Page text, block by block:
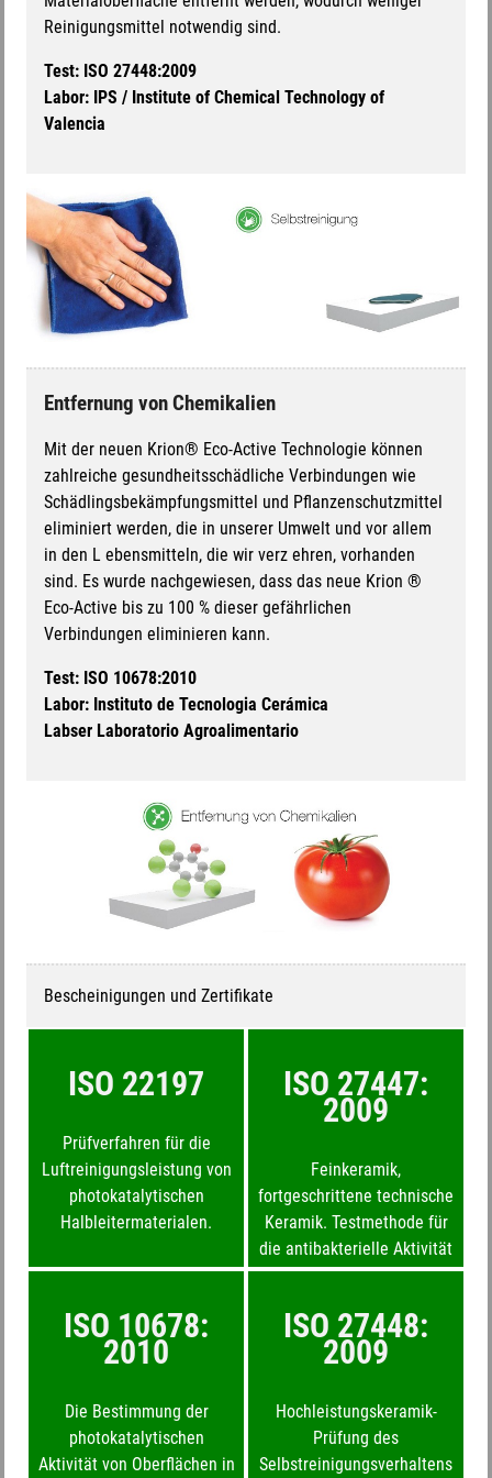
Reinigungsmittel notwendig sind.
Test: ISO 27448:2009
Labor: IPS / Institute of Chemical Technology of
Valencia
Entfernung von Chemikalien
Mit der neuen Krion® Eco-Active Technologie können
zahlreiche gesundheitsschädliche Verbindungen wie
Schädlingsbekämpfungsmittel und Pflanzenschutzmittel
eliminiert werden, die in unserer Umwelt und vor allem
in den L ebensmitteln, die wir verz ehren, vorhanden
sind. Es wurde nachgewiesen, dass das neue Krion ®
Eco-Active bis zu 100 % dieser gefährlichen
Verbindungen eliminieren kann.
Test: ISO 10678:2010
Labor: Instituto de Tecnologia Cerámica
Labser Laboratorio Agroalimentario
Bescheinigungen und Zertifikate
ISO 22197
Prüfverfahren für die
Luftreinigungsleistung von
photokatalytischen
Halbleitermaterialen.
ISO 27447:
2009
Feinkeramik,
fortgeschrittene technische
Keramik. Testmethode für
die antibakterielle Aktivität
von halbleitenden
Materialien.
ISO 10678:
2010
Die Bestimmung der
photokatalytischen
Aktivität von Oberflächen in
ISO 27448:
2009
Hochleistungskeramik-
Prüfung des
Selbstreinigungsverhaltens